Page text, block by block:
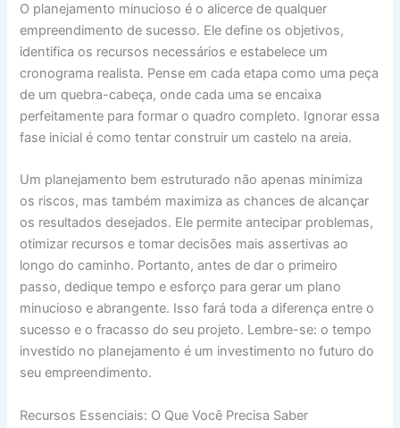
O planejamento minucioso é o alicerce de qualquer
empreendimento de sucesso. Ele define os objetivos,
identifica os recursos necessários e estabelece um
cronograma realista. Pense em cada etapa como uma peça
de um quebra-cabeça, onde cada uma se encaixa
perfeitamente para formar o quadro completo. Ignorar essa
fase inicial é como tentar construir um castelo na areia.
Um planejamento bem estruturado não apenas minimiza
os riscos, mas também maximiza as chances de alcançar
os resultados desejados. Ele permite antecipar problemas,
otimizar recursos e tomar decisões mais assertivas ao
longo do caminho. Portanto, antes de dar o primeiro
passo, dedique tempo e esforço para gerar um plano
minucioso e abrangente. Isso fará toda a diferença entre o
sucesso e o fracasso do seu projeto. Lembre-se: o tempo
investido no planejamento é um investimento no futuro do
seu empreendimento.
Recursos Essenciais: O Que Você Precisa Saber